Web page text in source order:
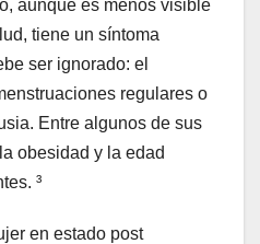
aunque es menos visible
tiene un síntoma
ser ignorado: el
regulares o
Entre algunos de sus
obesidad y la edad
³
en estado post